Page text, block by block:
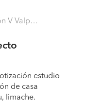
- Marga Marga)
estudio
de casa
limache.